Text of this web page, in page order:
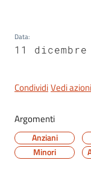
Tutti
Data:
11 dicembre
CondividiVedi azioni
Argomenti
Anziani
Minori